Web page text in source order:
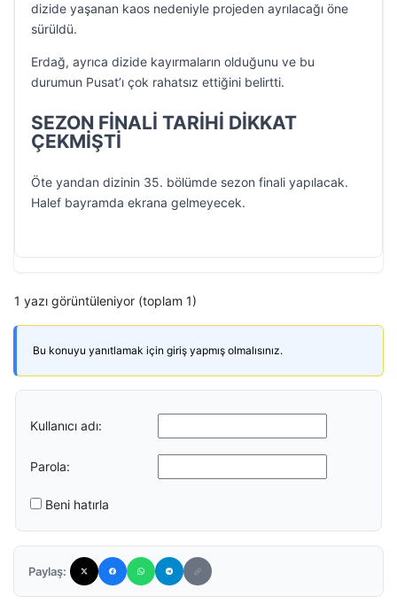
dizide yaşanan kaos nedeniyle projeden ayrılacağı öne
sürüldü.
Erdağ, ayrıca dizide kayırmaların olduğunu ve bu
durumun Pusat’ı çok rahatsız ettiğini belirtti.
SEZON FİNALİ TARİHİ DİKKAT
ÇEKMİŞTİ
Öte yandan dizinin 35. bölümde sezon finali yapılacak.
Halef bayramda ekrana gelmeyecek.
1 yazı görüntüleniyor (toplam 1)
Bu konuyu yanıtlamak için giriş yapmış olmalısınız.
Kullanıcı adı:
Parola:
Beni hatırla
Paylaş: